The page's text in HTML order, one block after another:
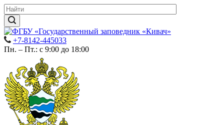
+7-8142-445033
Пн. – Пт.: с 9:00 до 18:00